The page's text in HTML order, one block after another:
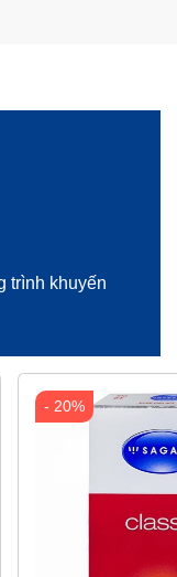
trình khuyến
- 20%